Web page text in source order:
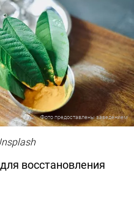
Фото предоставлены заведением
восстановления